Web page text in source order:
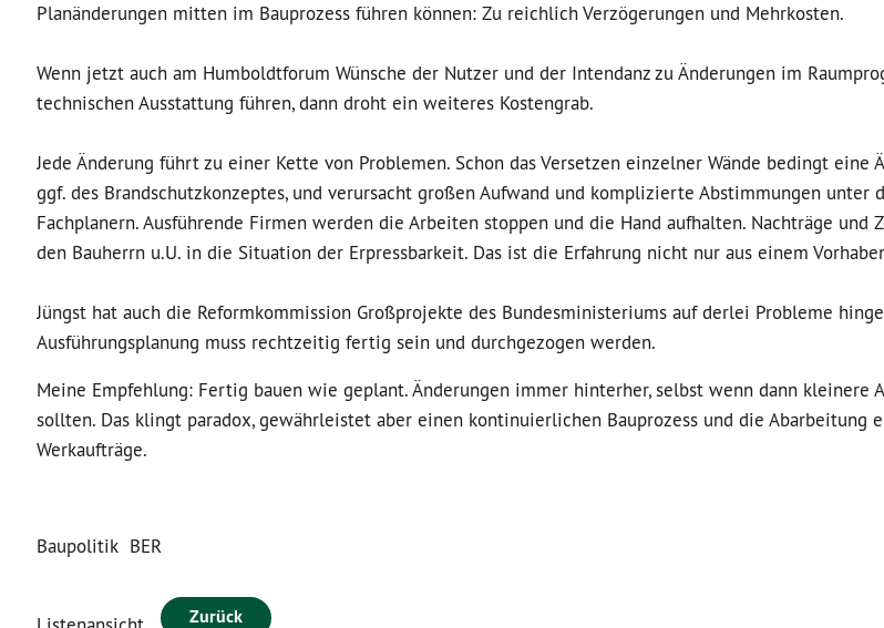
Planänderungen mitten im Bauprozess führen können: Zu reichlich Verzögerungen und Mehrkosten.
Wenn jetzt auch am Humboldtforum Wünsche der Nutzer und der Intendanz zu Änderungen im
technischen Ausstattung führen, dann droht ein weiteres Kostengrab.
Jede Änderung führt zu einer Kette von Problemen. Schon das Versetzen einzelner Wände bedingt eine
ggf. des Brandschutzkonzeptes, und verursacht großen Aufwand und komplizierte Abstimmungen unter
Fachplanern. Ausführende Firmen werden die Arbeiten stoppen und die Hand aufhalten. Nachträge und
den Bauherrn u.U. in die Situation der Erpressbarkeit. Das ist die Erfahrung nicht nur aus einem
Jüngst hat auch die Reformkommission Großprojekte des Bundesministeriums auf derlei Probleme
Ausführungsplanung muss rechtzeitig fertig sein und durchgezogen werden.
Meine Empfehlung: Fertig bauen wie geplant. Änderungen immer hinterher, selbst wenn dann kleinere
sollten. Das klingt paradox, gewährleistet aber einen kontinuierlichen Bauprozess und die Abarbeitung
Werkaufträge.
Baupolitik BER
Zurück